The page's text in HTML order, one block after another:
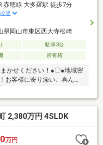
赤穂線 大多羅駅 徒歩7分
通
県岡山市東区西大寺松崎
駐車3台
所有権
かせください！●〇●地域密
お客様に寄り添い、喜んで
ださい！お悩みを一緒に解
ンジ色の資料請求(無料）
をタッチ※見学予約の表示
。◇お電話でのお問い合わ
ーム岡山までお電話下さい
2,380万円 4SLDK
万円